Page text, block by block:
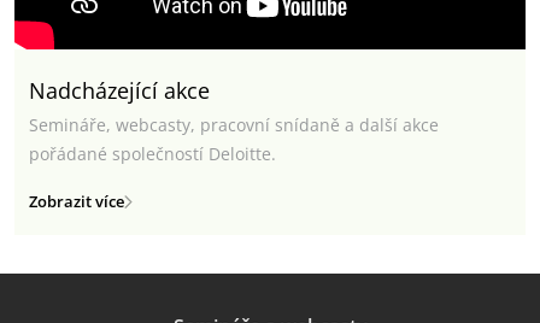
Nadcházející akce
Semináře, webcasty, pracovní snídaně a další akce
pořádané společností Deloitte.
Zobrazit více